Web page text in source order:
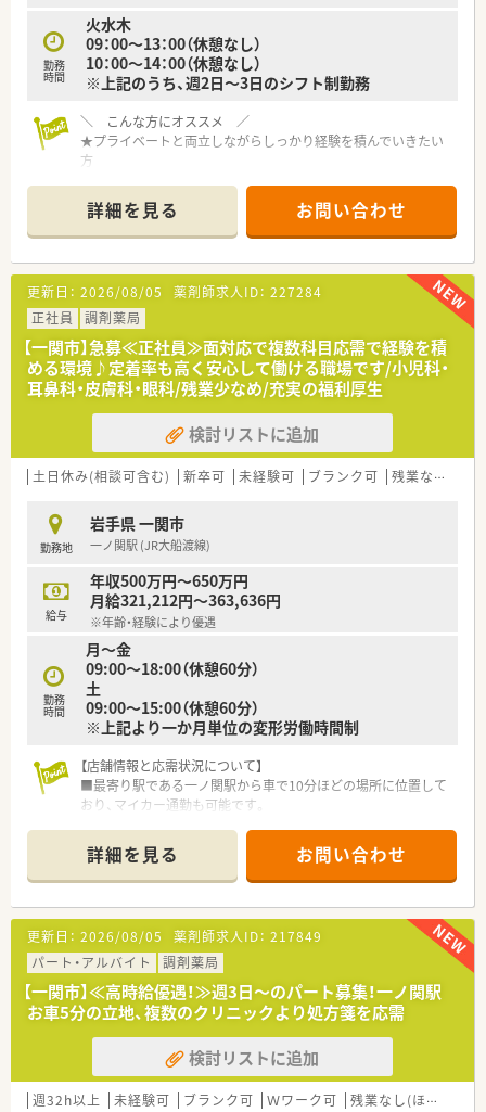
■ワークライフバランスを保ちながら、地域に根差して長く働き
たい方に最適です。
■自身の努力や貢献が正当に評価され、しっかりと給与に反映さ
れる職場を求めている方におすすめです。
を目指したい方におすすめです。
勤務
時間
火水木
09：00～13：00（休憩なし）
10：00～14：00（休憩なし）
※上記のうち、週2日～3日のシフト制勤務
＼ こんな方にオススメ ／
★プライベートと両立しながらしっかり経験を積んでいきたい
方
≪ 薬局について ≫
■2018年に創立し、一関市に1店舗出店されている地域密着型の
薬局です！
店内は明るく綺麗で、患者様にも気持ちよくご利用いただけるよ
うな環境を作っています。
■現在、社長が管理薬剤師をしており、40代男性で気さくな雰囲
気♪相談などもしやすく、店舗の雰囲気も良いため、患者様も多
くご利用されています。
薬剤師は現状、社長1名で、他に事務が3名在籍しております。
サポートし合いながら仕事を進めるような環境です。
■病院の門前にある調剤薬局ですが、集中率は30％！薬局を気に
入って門前以外の処方箋の応需を増やしてきました。薬の品目
数は約1200品目と豊富で勉強にもなります。
在宅への取り組みもあり、現在施設、個人と対応しております
め、増員での募集です。
≪ ここが魅力ポイント ≫
■かかりつけ薬剤師として働きたい！
「この薬局がいいから来た」と薬局のファンが多いのが魅力。患
者様との関わりにやりがいを感じる方におススメです。
■住居手当あり！
遠方からお越しの方は着任費用の相談も可能です。
■店舗異動・転勤なし！
長く安定してご活躍いただけます。
■風通しの良い雰囲気づくり！
社長との距離感が近く、地域の薬局としての役割はもちろん、薬
したいことなども言いやすい雰囲気づくりを心掛けている社長
です。
詳細を見る お問い合わせ
更新日： 2026/08/05 薬剤師求人ID： 227284
正社員
調剤薬局
【一関市】急募≪正社員≫面対応で複数科目応需で経験を積
める環境♪定着率も高く安心して働ける職場です/小児科・
耳鼻科・皮膚科・眼科/残業少なめ/充実の福利厚生
検討リストに追加
土日休み(相談可含む) 新卒可 未経験可 ブランク可 残業なし(ほぼなし含む)
勤務地
岩手県 一関市
一ノ関駅 (JR大船渡線)
給与
年収500万円～650万円
月給321,212円～363,636円
※年齢・経験により優遇
勤務
時間
月〜金
09:00〜18:00（休憩60分）
土
09:00〜15:00（休憩60分）
※上記より一か月単位の変形労働時間制
【店舗情報と応需状況について】
■最寄り駅である一ノ関駅から車で10分ほどの場所に位置して
おり、マイカー通勤も可能です。
から幅広く応需しています。
■薬剤師は常勤と非常勤を合わせて5名体制で、事務スタッフも
4名在籍し協力しています。
【募集背景と求める人物像について】
■地域医療への貢献度を高めるための増員募集であり、現在非常
に温度感を高く採用中です。
■即戦力となる経験者はもちろん、意欲的に業務に取り組める方
を幅広く歓迎しております。
■チームワークを大切にし、周囲とコミュニケーションを取りな
がら業務を進められる方です。
【法人特徴について】
■東北地方を中心にドラッグストアや調剤薬局を350店舗以上
詳細を見る お問い合わせ
更新日： 2026/08/05 薬剤師求人ID： 217849
パート・アルバイト
調剤薬局
【一関市】≪高時給優遇！≫週3日～のパート募集！一ノ関駅
お車5分の立地、複数のクリニックより処方箋を応需
検討リストに追加
週32h以上 未経験可 ブランク可 Ｗワーク可 残業なし(ほぼなし含む)